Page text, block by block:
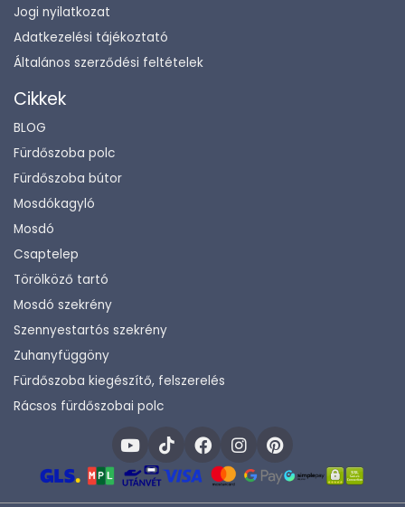
Jogi nyilatkozat
Adatkezelési tájékoztató
Általános szerződési feltételek
Cikkek
BLOG
Fürdőszoba polc
Fürdőszoba bútor
Mosdókagyló
Mosdó
Csaptelep
Törölköző tartó
Mosdó szekrény
Szennyestartós szekrény
Zuhanyfüggöny
Fürdőszoba kiegészítő, felszerelés
Rácsos fürdőszobai polc